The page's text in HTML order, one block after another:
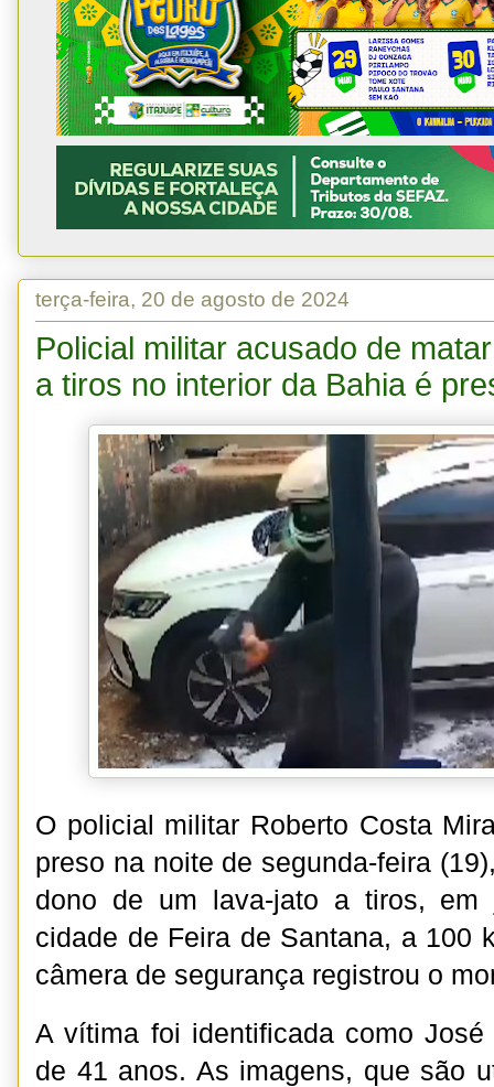
terça-feira, 20 de agosto de 2024
Policial militar acusado de
a tiros no interior da Bahia é
O policial militar Roberto Costa
preso na noite de segunda-feira
dono de um lava-jato a tiros, em
cidade de Feira de Santana, a 100
câmera de segurança registrou o
A vítima foi identificada como
de 41 anos. As imagens, que são